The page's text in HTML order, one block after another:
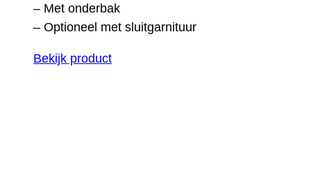
– Met onderbak
– Optioneel met sluitgarnituur
Bekijk product